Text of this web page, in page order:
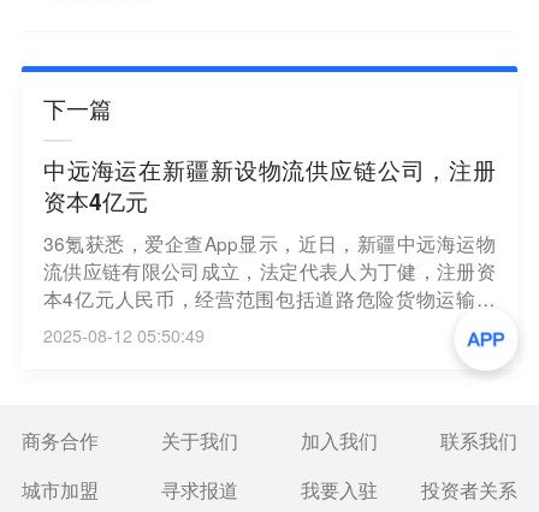
下一篇
中远海运在新疆新设物流供应链公司，注册
资本4亿元
36氪获悉，爱企查App显示，近日，新疆中远海运物
流供应链有限公司成立，法定代表人为丁健，注册资
本4亿元人民币，经营范围包括道路危险货物运输、
国际道路货物运输、供应链管理服务、普通货物仓储
服务、国内货物运输代理、国际货物运输代理等。股
东信息显示，该公司由中远海运物流供应链有限公司
2025-08-12 05:50:49
商务合作 关于我们 加入我们
联系我们
城市加盟
寻求报道 我要入驻 投资者关系